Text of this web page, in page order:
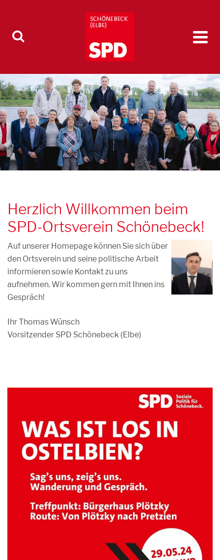
Herzlich Willkommen beim
SPD-Ortsverein Schönebeck!
Auf unserer Homepage können Sie sich über
den Ortsverein und seine politische Arbeit
informieren sowie Kontakt zu uns
aufnehmen. Wir kommen gern mit Ihnen ins
Gespräch!
Ihr Thomas Wünsch
Vorsitzender SPD Schönebeck (Elbe)